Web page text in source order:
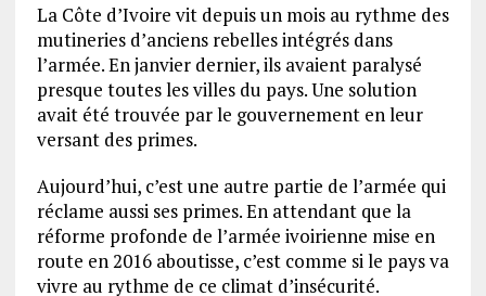
La Côte d’Ivoire vit depuis un mois au rythme des
mutineries d’anciens rebelles intégrés dans
l’armée. En janvier dernier, ils avaient paralysé
presque toutes les villes du pays. Une solution
avait été trouvée par le gouvernement en leur
versant des primes.
Aujourd’hui, c’est une autre partie de l’armée qui
réclame aussi ses primes. En attendant que la
réforme profonde de l’armée ivoirienne mise en
route en 2016 aboutisse, c’est comme si le pays va
vivre au rythme de ce climat d’insécurité.